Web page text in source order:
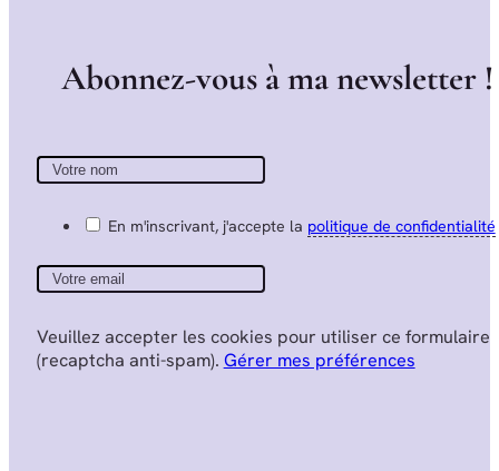
Abonnez-vous àmanewsletter !
En m'inscrivant, j'accepte la politique de confidentialité
Veuillez accepter les cookies pour utiliser ce formulaire
(recaptcha anti-spam). Gérer mes préférences